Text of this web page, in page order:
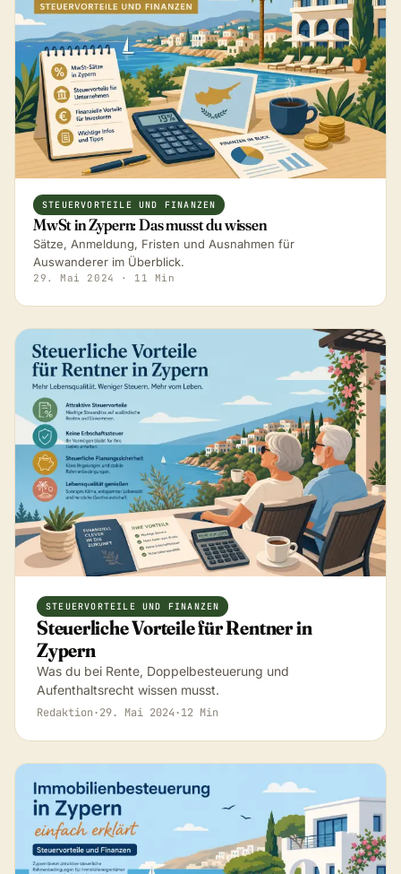
STEUERVORTEILE UND FINANZEN
MwSt in Zypern: Das musst du wissen
Sätze, Anmeldung, Fristen und Ausnahmen für
Auswanderer im Überblick.
29. Mai 2024 · 11 Min
STEUERVORTEILE UND FINANZEN
Steuerliche Vorteile für Rentner in
Zypern
Was du bei Rente, Doppelbesteuerung und
Aufenthaltsrecht wissen musst.
Redaktion·29. Mai 2024·12 Min